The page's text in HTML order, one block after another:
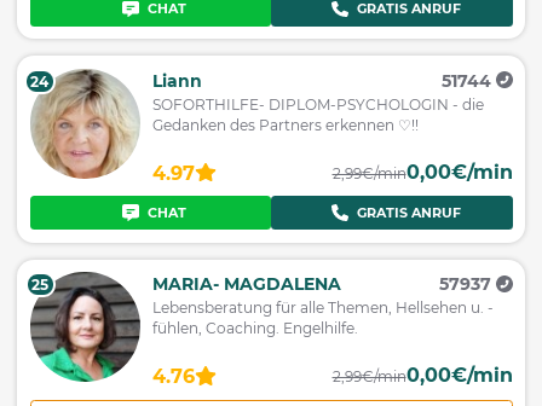
CHAT GRATIS ANRUF
24 Liann 51744
SOFORTHILFE- DIPLOM-PSYCHOLOGIN - die
Gedanken des Partners erkennen ♡!!
4.97 2,99€/min0,00€/min
CHAT GRATIS ANRUF
25 MARIA- MAGDALENA 57937
Lebensberatung für alle Themen, Hellsehen u. -
fühlen, Coaching. Engelhilfe.
4.76 2,99€/min0,00€/min